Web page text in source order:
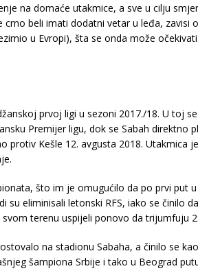
na domaće utakmice, a sve u cilju
beli imati dodatni vetar u leđa,
u Evropi), šta se onda može
prvoj ligi u sezoni 2017./18. U toj
Premijer ligu, dok se Sabah direktno
Kešle 12. avgusta 2018. Utakmica
što im je omugućilo da po prvi put
eliminisali letonski RFS, iako se činilo
terenu uspijeli ponovo da trijumfuju
na stadionu Sabaha, a činilo se
šampiona Srbije i tako u Beograd